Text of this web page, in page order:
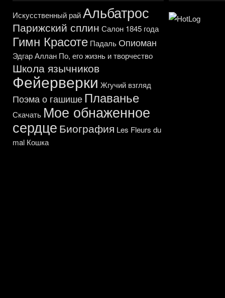
Искусственный райАльбатрос
Парижский сплин Салон 1845 года
Гимн Красоте ПадальОпиоман
Эдгар Аллан По, его жизнь и творчество
Школа язычников
Фейерверки Жгучий взгляд
Поэма о гашише Плаванье
Скачать Мое обнаженное
сердце Биография Les Fleurs du
mal Кошка